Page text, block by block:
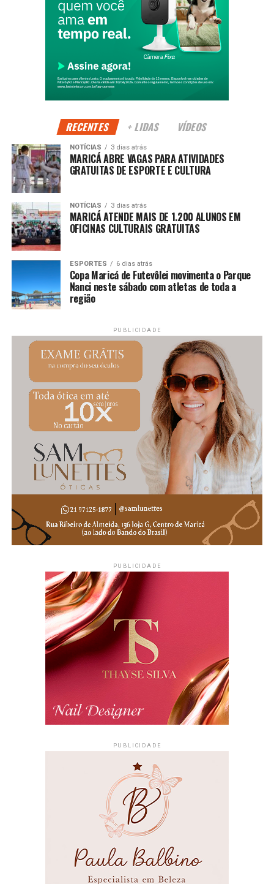
A Festa do Produtor Rural também busca aproximar a
população da realidade do campo, destacando a
importância da agricultura familiar para o abastecimento, a
geração de renda e o desenvolvimento sustentável de
do município e cria novas oportunidades para produtores
comercializarem seus produtos diretamente com os
consumidores.
Além de incentivar o setor agrícola, a programação
movimenta o turismo e o comércio local, atraindo
visitantes de diferentes regiões e contribuindo para o
fortalecimento da economia durante os dias de evento.
três dias de programação, reafirmando a Festa do
Produtor Rural como um dos eventos mais tradicionais do
calendário oficial de Maricá.
Acompanhe a Maricá Web TV pelo site, Instagram
e Facebook para conferir a cobertura completa dos
principais eventos, notícias e acontecimentos de
Maricá.
#Maricá #ProdutorRural #AgriculturaFamiliar
#TurismoRural #EconomiaLocal #MaricáRJ #Eventos
#MaricáWebTV
PUBLICIDADE
RECENTES + LIDAS VÍDEOS
NOTÍCIAS 3 dias atrás
MARICÁ ABRE VAGAS PARA ATIVIDADES
GRATUITAS DE ESPORTE E CULTURA
NOTÍCIAS 3 dias atrás
MARICÁ ATENDE MAIS DE 1.200 ALUNOS EM
OFICINAS CULTURAIS GRATUITAS
ESPORTES 6 dias atrás
Copa Maricá de Futevôlei movimenta o Parque
Nanci neste sábado com atletas de toda a
região
PUBLICIDADE
PUBLICIDADE
PUBLICIDADE